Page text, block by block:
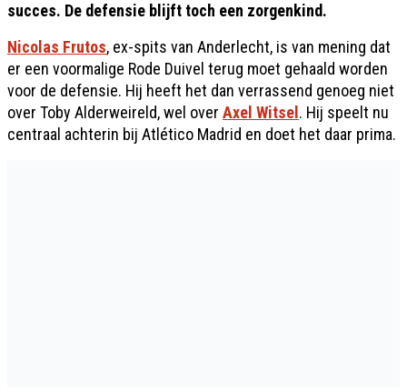
succes. De defensie blijft toch een zorgenkind.
Nicolas Frutos, ex-spits van Anderlecht, is van mening dat
er een voormalige Rode Duivel terug moet gehaald worden
voor de defensie. Hij heeft het dan verrassend genoeg niet
over Toby Alderweireld, wel over Axel Witsel . Hij speelt nu
centraal achterin bij Atlético Madrid en doet het daar prima.